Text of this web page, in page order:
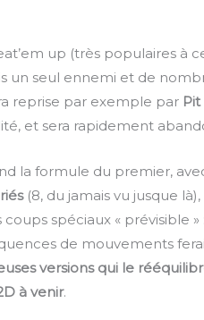
up (très populaires à
un seul ennemi et de
reprise par exemple par
et sera rapidement
la formule du premier,
(8, du jamais vu jusque
spéciaux « prévisible »
de mouvements
versions qui le
à venir.